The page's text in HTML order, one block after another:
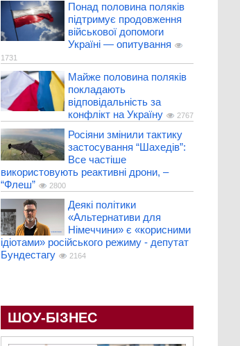
Понад половина поляків
підтримує продовження
військової допомоги
Україні — опитування
1731
Майже половина поляків
покладають
відповідальність за
конфлікт на Україну
2767
Росіяни змінили тактику
застосування “Шахедів”:
Все частіше
використовують реактивні дрони, –
“Флеш”
2800
Деякі політики
«Альтернативи для
Німеччини» є «корисними
ідіотами» російського режиму - депутат
Бундестагу
2164
ШОУ-БІЗНЕС